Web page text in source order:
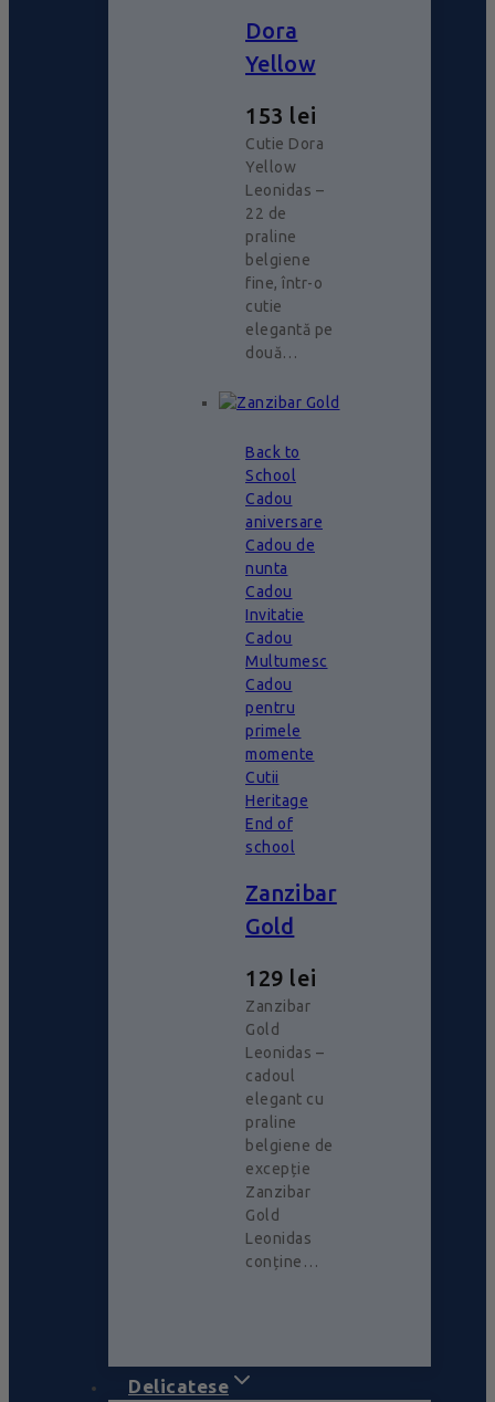
Dora
Yellow
153 lei
Cutie Dora
Yellow
Leonidas –
22 de
praline
belgiene
fine, într-o
cutie
elegantă pe
două…
Back to
School
Cadou
aniversare
Cadou de
nunta
Cadou
Invitatie
Cadou
Multumesc
Cadou
pentru
primele
momente
Cutii
Heritage
End of
school
Zanzibar
Gold
129 lei
Zanzibar
Gold
Leonidas –
cadoul
elegant cu
praline
belgiene de
excepție
Zanzibar
Gold
Leonidas
conține…
Delicatese